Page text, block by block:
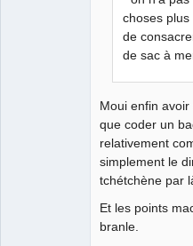
choses
de
de sac à
Moui enfin
que coder un
relativement
simplement le
tchétchène par
Et les points
branle.